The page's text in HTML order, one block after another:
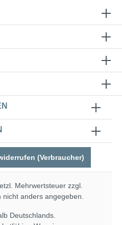
(Verbraucher)
Mehrwertsteuer zzgl.
nicht anders angegeben.
Deutschlands.